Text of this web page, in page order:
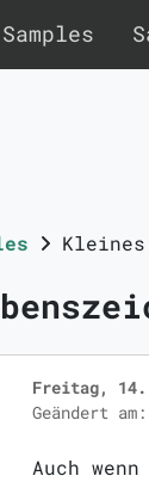
Samples
Kleines
Freitag, 14.
Geändert
Auch